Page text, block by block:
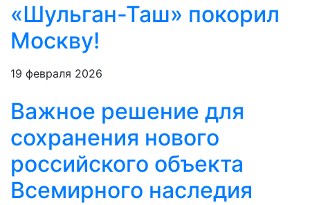
«Шульган-Таш» покорил
Москву!
19 февраля 2026
Важное решение для
сохранения нового
российского объекта
Всемирного наследия